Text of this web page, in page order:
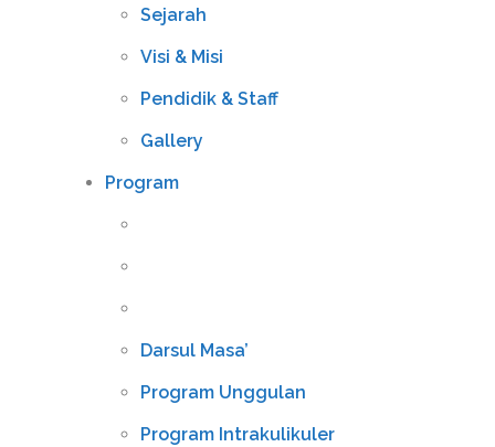
Sejarah
Visi & Misi
Pendidik & Staff
Gallery
Program
Darsul Masa’
Program Unggulan
Program Intrakulikuler